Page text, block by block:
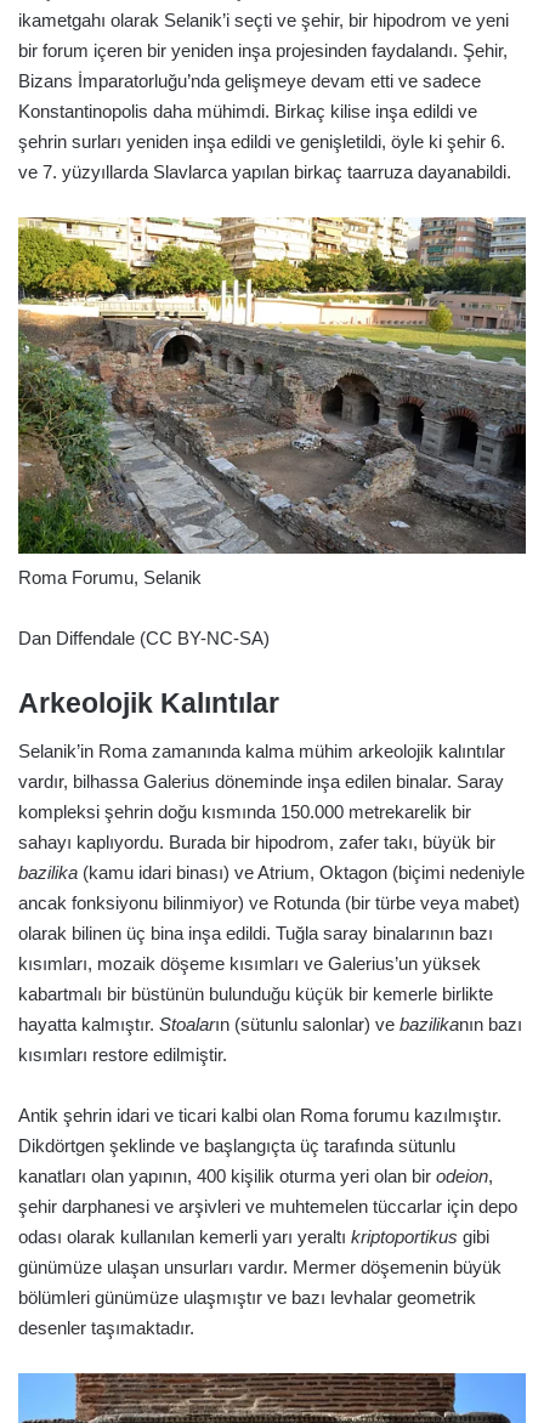
ikametgahı olarak Selanik’i seçti ve şehir, bir hipodrom ve yeni
bir forum içeren bir yeniden inşa projesinden faydalandı. Şehir,
Bizans İmparatorluğu’nda gelişmeye devam etti ve sadece
Konstantinopolis daha mühimdi. Birkaç kilise inşa edildi ve
şehrin surları yeniden inşa edildi ve genişletildi, öyle ki şehir 6.
ve 7. yüzyıllarda Slavlarca yapılan birkaç taarruza dayanabildi.
Roma Forumu, Selanik
Dan Diffendale (CC BY-NC-SA)
Arkeolojik Kalıntılar
Selanik’in Roma zamanında kalma mühim arkeolojik kalıntılar
vardır, bilhassa Galerius döneminde inşa edilen binalar. Saray
kompleksi şehrin doğu kısmında 150.000 metrekarelik bir
sahayı kaplıyordu. Burada bir hipodrom, zafer takı, büyük bir
bazilika (kamu idari binası) ve Atrium, Oktagon (biçimi nedeniyle
ancak fonksiyonu bilinmiyor) ve Rotunda (bir türbe veya mabet)
olarak bilinen üç bina inşa edildi. Tuğla saray binalarının bazı
kısımları, mozaik döşeme kısımları ve Galerius’un yüksek
kabartmalı bir büstünün bulunduğu küçük bir kemerle birlikte
hayatta kalmıştır. Stoaların (sütunlu salonlar) ve bazilikanın bazı
kısımları restore edilmiştir.
Antik şehrin idari ve ticari kalbi olan Roma forumu kazılmıştır.
Dikdörtgen şeklinde ve başlangıçta üç tarafında sütunlu
kanatları olan yapının, 400 kişilik oturma yeri olan bir odeion,
şehir darphanesi ve arşivleri ve muhtemelen tüccarlar için depo
odası olarak kullanılan kemerli yarı yeraltı kriptoportikus gibi
günümüze ulaşan unsurları vardır. Mermer döşemenin büyük
bölümleri günümüze ulaşmıştır ve bazı levhalar geometrik
desenler taşımaktadır.